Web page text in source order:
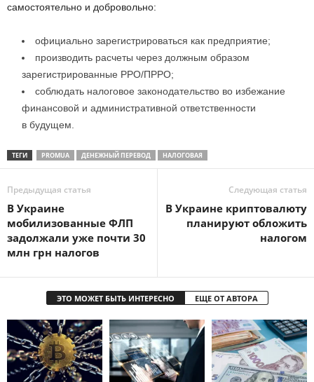
самостоятельно и добровольно:
официально зарегистрироваться как предприятие;
производить расчеты через должным образом
зарегистрированные РРО/ПРРО;
соблюдать налоговое законодательство во избежание
финансовой и административной ответственности
в будущем.
ТЕГИ PROMUA ДЕНЕЖНЫЙ ПЕРЕВОД НАЛОГОВАЯ
Предыдущая статья
В Украине
мобилизованные ФЛП
задолжали уже почти 30
млн грн налогов
Следующая статья
В Украине криптовалюту
планируют обложить
налогом
ЭТО МОЖЕТ БЫТЬ ИНТЕРЕСНО ЕЩЕ ОТ АВТОРА